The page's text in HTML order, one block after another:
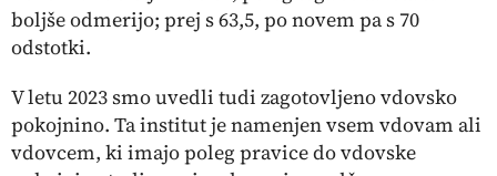
boljše odmerijo; prej s 63,5, po novem pa s 70
odstotki.
V letu 2023 smo uvedli tudi zagotovljeno vdovsko
pokojnino. Ta institut je namenjen vsem vdovam ali
vdovcem, ki imajo poleg pravice do vdovske